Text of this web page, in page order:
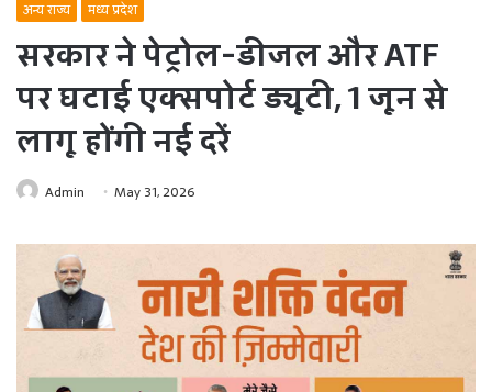
अन्य राज्य मध्य प्रदेश
सरकार ने पेट्रोल-डीजल और ATF
पर घटाई एक्सपोर्ट ड्यूटी, 1 जून से
लागू होंगी नई दरें
Admin May 31, 2026